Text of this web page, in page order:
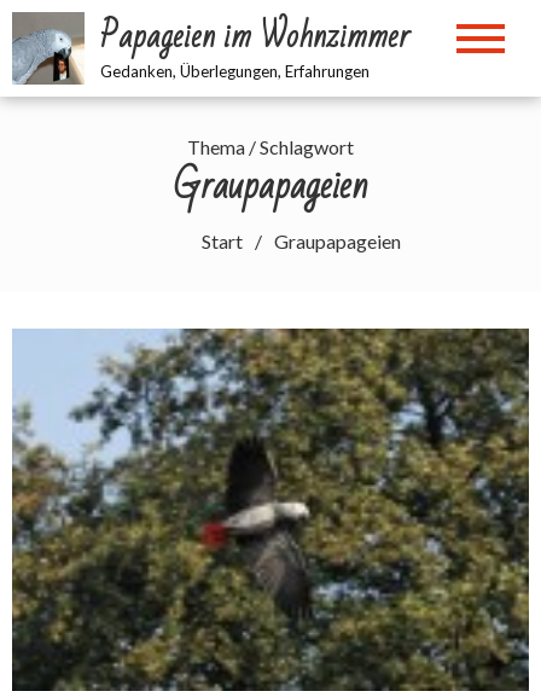
Zum
Inhalt
springen
Papageien im Wohnzimmer
Gedanken, Überlegungen, Erfahrungen
Thema / Schlagwort
Graupapageien
Start Graupapageien